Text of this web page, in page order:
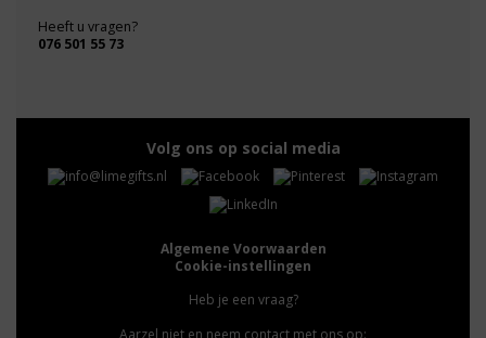
Heeft u vragen?
076 501 55 73
Volg ons op social media
Algemene Voorwaarden
Cookie-instellingen
Heb je een vraag?